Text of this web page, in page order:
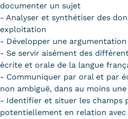
documenter un sujet
- Analyser et synthétiser des
exploitation
- Développer une
- Se servir aisément des
écrite et orale de la langue
- Communiquer par oral et par
non ambiguë, dans au moins
- Identifier et situer les champs
potentiellement en relation avec